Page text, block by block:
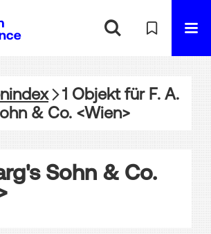
1 Objektfür F. A.
& Co. <Wien>
Sohn & Co.